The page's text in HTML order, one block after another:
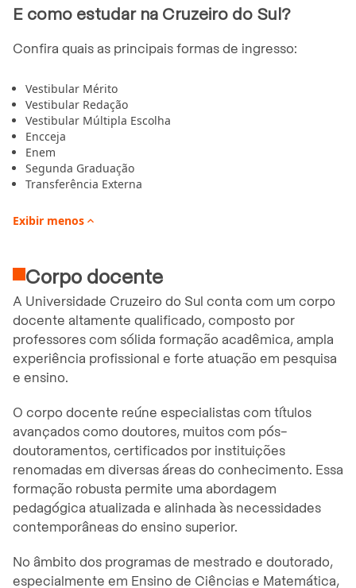
E como estudar na Cruzeiro do Sul?
Confira quais as principais formas de ingresso:
Vestibular Mérito
Vestibular Redação
Vestibular Múltipla Escolha
Encceja
Enem
Segunda Graduação
Transferência Externa
Exibir menos 
Corpo docente
A Universidade Cruzeiro do Sul conta com um corpo
docente altamente qualificado, composto por
professores com sólida formação acadêmica, ampla
experiência profissional e forte atuação em pesquisa
e ensino.
O corpo docente reúne especialistas com títulos
avançados como doutores, muitos com pós-
doutoramentos, certificados por instituições
renomadas em diversas áreas do conhecimento. Essa
formação robusta permite uma abordagem
pedagógica atualizada e alinhada às necessidades
contemporâneas do ensino superior.
No âmbito dos programas de mestrado e doutorado,
especialmente em Ensino de Ciências e Matemática,